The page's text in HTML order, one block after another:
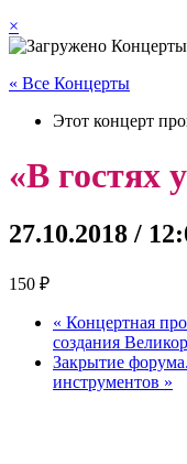
×
« Все Концерты
Этот концерт
«В гостях
27.10.2018 /
150 ₽
« Концертная
создания
Закрытие
инструментов »